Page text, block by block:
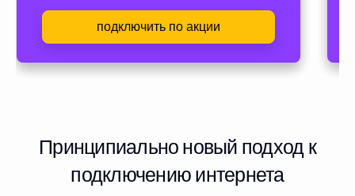
подключить по акции
Принципиально новый подход к
подключению интернета